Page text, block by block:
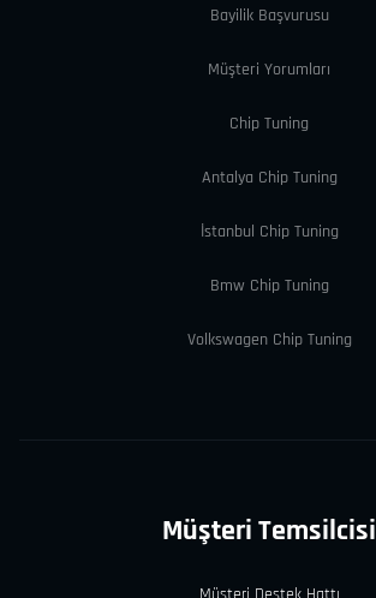
Bayilik Başvurusu
Müşteri Yorumları
Chip Tuning
Antalya Chip Tuning
İstanbul Chip Tuning
Bmw Chip Tuning
Volkswagen Chip Tuning
Müşteri Temsilcisi